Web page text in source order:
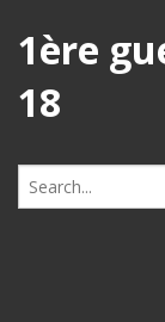
1ère
18
Search
for: